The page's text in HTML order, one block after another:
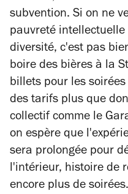
subvention. Si on ne
pauvreté
diversité, c'est pas
boire des bières à la
billets pour les
des tarifs plus que
collectif comme le
on espère que
sera prolongée pour
l'intérieur, histoire de
encore plus de soirées.